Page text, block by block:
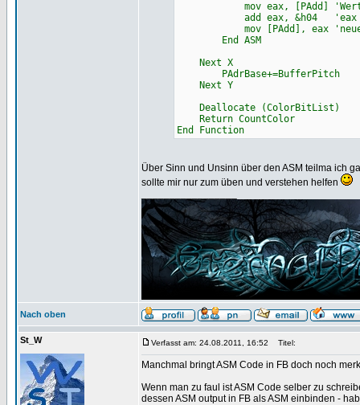
mov eax, [PAdd] 'Wert
add eax, &h04 'eax um
mov [PAdd], eax 'neuen
End ASM
Next X
PAdrBase+=BufferPitch
Next Y
Deallocate (ColorBitList)
Return CountColor
End Function
Über Sinn und Unsinn über den ASM teilma ich
sollte mir nur zum üben und verstehen helfen
Nach oben
St_W Verfasst am: 24.08.2011, 16:52 Titel:
Manchmal bringt ASM Code in FB doch noch
Wenn man zu faul ist ASM Code selber zu
dessen ASM output in FB als ASM einbinden -